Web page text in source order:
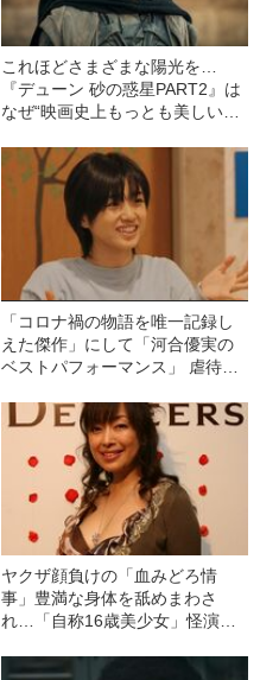
これほどさまざまな陽光を…
『デューン 砂の惑星PART2』は
なぜ“映画史上もっとも美しいSF
「コロナ禍の物語を唯一記録し
えた傑作」にして「河合優実の
ベストパフォーマンス」 虐待を
のこと』
ヤクザ顔負けの「血みどろ情
事」豊満な身体を舐めまわさ
れ…「自称16歳美少女」怪演
ぎる“熟れ方”